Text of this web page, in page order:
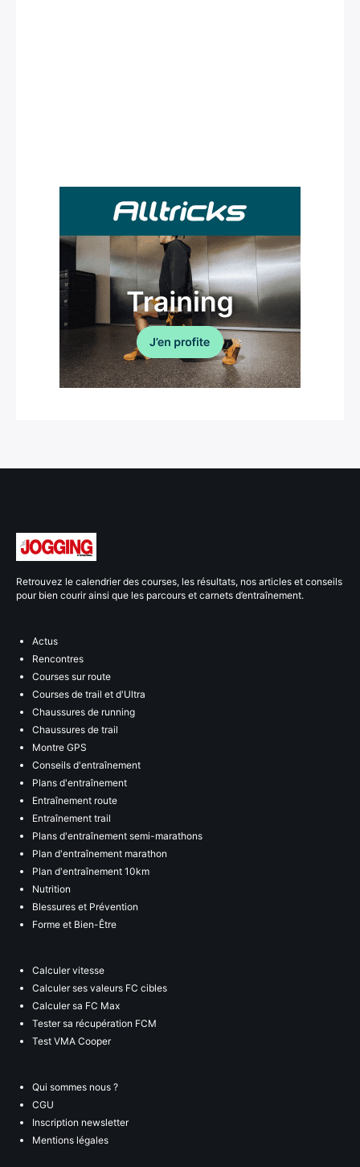
Retrouvez le calendrier des courses, les résultats, nos articles et conseils
pour bien courir ainsi que les parcours et carnets d’entraînement.
Actus
Rencontres
Courses sur route
Courses de trail et d'Ultra
Chaussures de running
Chaussures de trail
Montre GPS
Conseils d'entraînement
Plans d'entraînement
Entraînement route
Entraînement trail
Plans d'entraînement semi-marathons
Plan d'entraînement marathon
Plan d'entraînement 10km
Nutrition
Blessures et Prévention
Forme et Bien-Être
Calculer vitesse
Calculer ses valeurs FC cibles
Calculer sa FC Max
Tester sa récupération FCM
Test VMA Cooper
Qui sommes nous ?
CGU
Inscription newsletter
Mentions légales